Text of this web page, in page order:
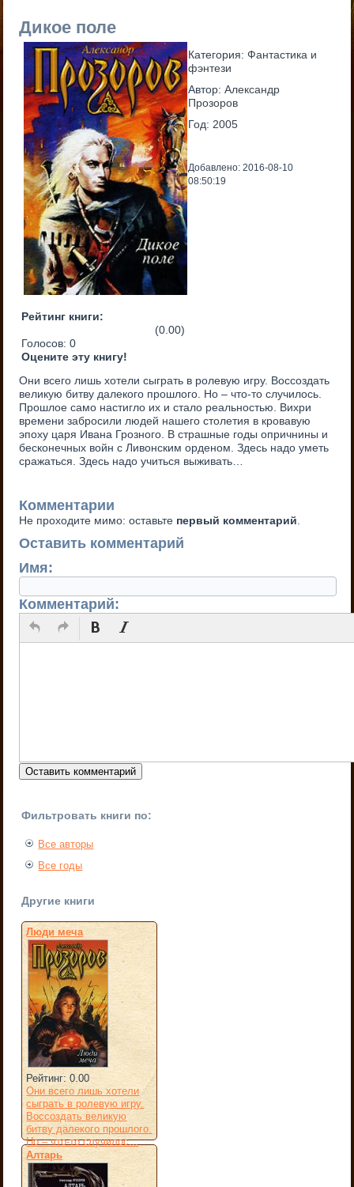
Дикое поле
Рейтинг книги:
(0.00)
Голосов:0
Оцените эту книгу!
Категория:Фантастика и
фэнтези
Автор:Александр
Прозоров
Год: 2005
Добавлено: 2016-08-10
08:50:19
Они всего лишь хотели сыграть в ролевую игру. Воссоздать
великую битву далекого прошлого. Но – что-то случилось.
Прошлое само настигло их и стало реальностью. Вихри
времени забросили людей нашего столетия в кровавую
эпоху царя Ивана Грозного. В страшные годы опричнины и
бесконечных войн с Ливонским орденом. Здесь надо уметь
сражаться. Здесь надо учиться выживать…
Комментарии
Не проходите мимо: оставьте первый комментарий
Оставить комментарий
Имя:
Комментарий:
Фильтровать книги по:
Все авторы
Все годы
Другие книги
Люди меча
Рейтинг: 0.00
Они всего лишь хотели
сыграть в ролевую игру.
Воссоздать великую
битву далекого прошлого.
Но – что-то случилос...
Алтарь